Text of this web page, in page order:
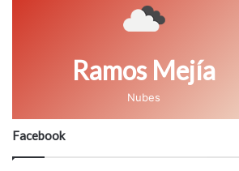
Ramos Mejía
Nubes
Facebook